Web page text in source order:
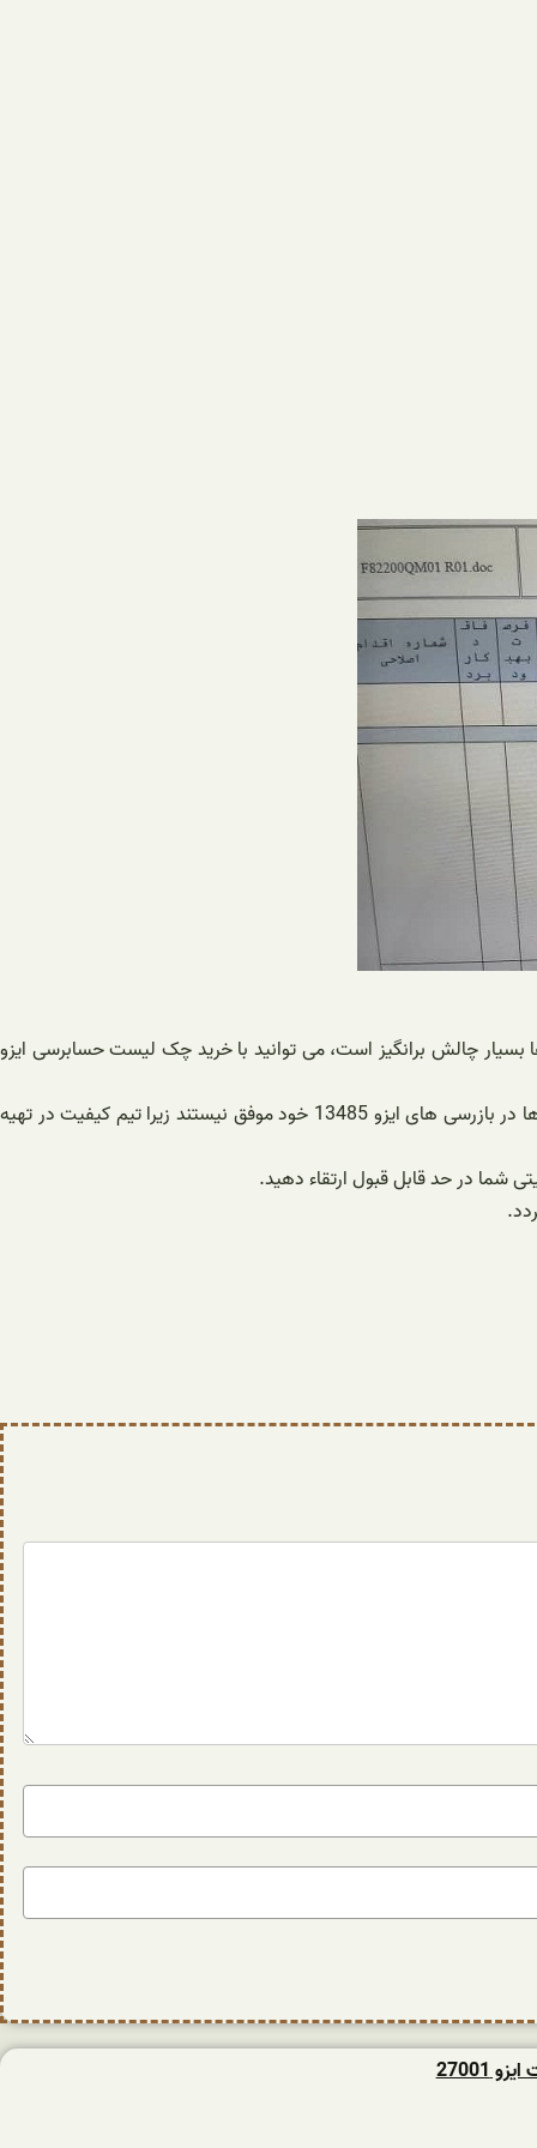
چالش برانگیز است، می توانید با خرید چک لیست حسابرسی ایزو
حسابرسی ایزو 13485 می تواند حتی مجرب ترین مدیران کیفیت دستگاه های پزشکی را مورد ارزیابی قرار دهد. در بیشتر مواقع بسیاری از سازمان ها در بازرسی های ایزو 13485 خود موفق نیستند زیرا تیم کیفیت در تهیه
شما در حد قابل قبول ارتقاء دهید.
27001